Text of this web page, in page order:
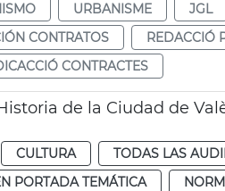
URBANISME JGL
CONTRATOS
REDACCIÓ
CONTRACTES
de la Ciudad de
CULTURA TODAS LAS
PORTADA TEMÁTICA